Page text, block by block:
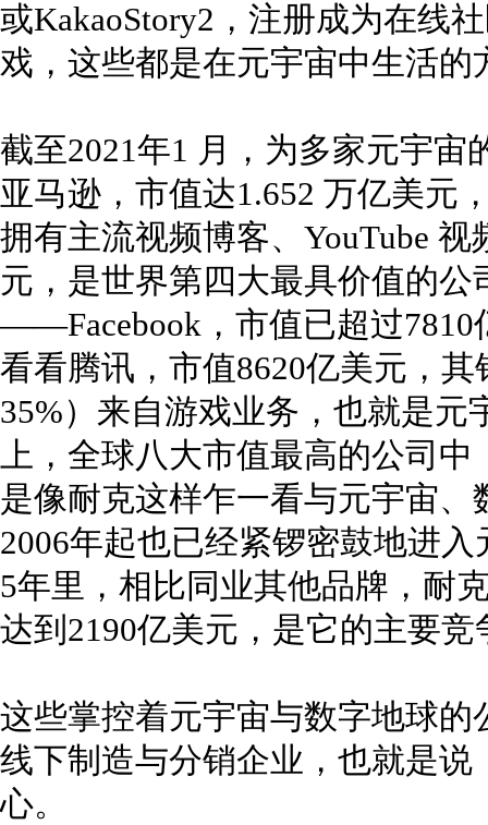
或KakaoStory2，注册成为在线
戏，这些都是在元宇宙中生活的
截至2021年1 月，为多家元宇
亚马逊，市值达1.652 万亿美
拥有主流视频博客、YouTube
元，是世界第四大最具价值的
——Facebook，市值已超过7810
看看腾讯，市值8620亿美元，
35%）来自游戏业务，也就是
上，全球八大市值最高的公司
是像耐克这样乍一看与元宇宙
2006年起也已经紧锣密鼓地进
5年里，相比同业其他品牌，耐
达到2190亿美元，是它的主要
这些掌控着元宇宙与数字地球
线下制造与分销企业，也就是
心。